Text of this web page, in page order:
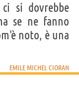
si dovrebbe
se ne fanno
noto, è una
EMILE MICHEL CIORAN